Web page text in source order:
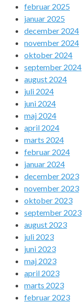
februar 2025
januar 2025
december 2024
november 2024
oktober 2024
september 2024
august 2024
juli 2024
juni 2024
maj 2024
april 2024
marts 2024
februar 2024
januar 2024
december 2023
november 2023
oktober 2023
september 2023
august 2023
juli 2023
juni 2023
maj 2023
april 2023
marts 2023
februar 2023